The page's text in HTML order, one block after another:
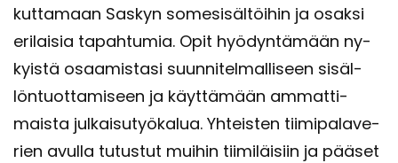
kut­ta­maan Sas­kyn so­me­si­säl­töi­hin ja osak­si
eri­lai­sia ta­pah­tu­mia. Opit hyö­dyn­tä­mään ny­
kyis­tä osaa­mis­ta­si suun­ni­tel­mal­li­seen si­säl­
lön­tuot­ta­mi­seen ja käyt­tä­mään am­mat­ti­
mais­ta jul­kai­su­työ­ka­lua. Yh­teis­ten tii­mi­pa­la­ve­
rien avul­la tu­tus­tut mui­hin tii­mi­läi­siin ja pää­set